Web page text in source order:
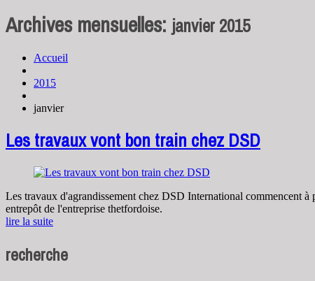
Archives mensuelles: janvier 2015
Accueil
2015
janvier
Les travaux vont bon train chez DSD
Les travaux d'agrandissement chez DSD International commencent
entrepôt de l'entreprise thetfordoise.
lire la suite
recherche